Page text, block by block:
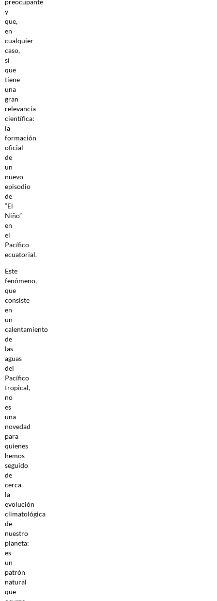
y
que,
en
cualquier
caso,
sí
que
tiene
una
gran
relevancia
científica:
la
formación
oficial
de
un
nuevo
episodio
de
“El
Niño”
en
el
Pacífico
ecuatorial.
Este
fenómeno,
que
consiste
en
un
calentamiento
de
las
aguas
del
Pacífico
tropical,
no
es
una
novedad
para
quienes
hemos
seguido
de
cerca
la
evolución
climatológica
de
nuestro
planeta:
es
un
patrón
natural
que